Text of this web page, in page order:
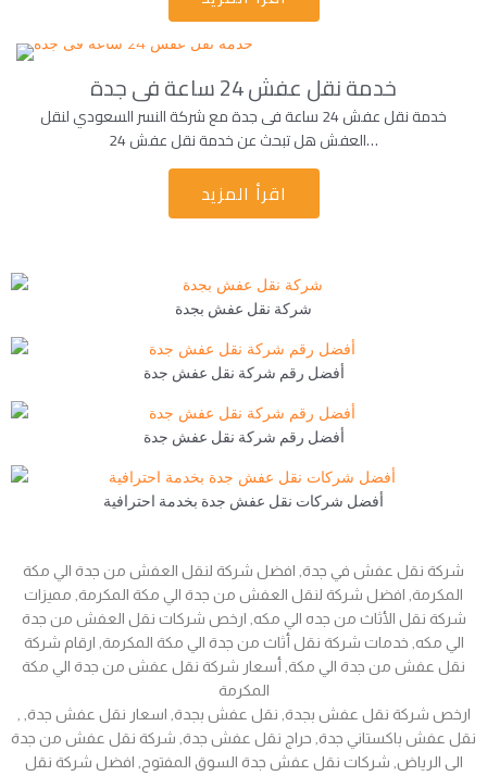
خدمة نقل عفش 24 ساعة فى جدة
خدمة نقل عفش 24 ساعة فى جدة مع شركة النسر السعودي لنقل
العفش هل تبحث عن خدمة نقل عفش 24…
اقرأ المزيد
شركة نقل عفش بجدة
أفضل رقم شركة نقل عفش جدة
أفضل رقم شركة نقل عفش جدة
أفضل شركات نقل عفش جدة بخدمة احترافية
شركة نقل عفش في جدة, افضل شركة لنقل العفش من جدة الي مكة
المكرمة, افضل شركة لنقل العفش من جدة الي مكة المكرمة, مميزات
شركة نقل الأثاث من جده الي مكه, ارخص شركات نقل العفش من جدة
الي مكه, خدمات شركة نقل أثاث من جدة الي مكة المكرمة, ارقام شركة
نقل عفش من جدة الي مكة, أسعار شركة نقل عفش من جدة الي مكة
المكرمة
نقل عفش باكستاني جدة, حراج نقل عفش جدة, شركة نقل عفش من جدة
الى الرياض, شركات نقل عفش جدة السوق المفتوح, افضل شركة نقل